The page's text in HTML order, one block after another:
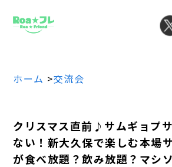
ホーム >交流会
クリスマス直前♪サムギョプ
ない！新大久保で楽しむ本場
が食べ放題？飲み放題？マシ